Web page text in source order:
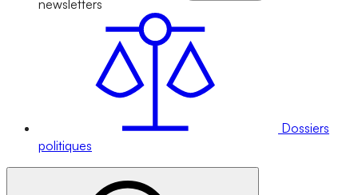
newsletters
Dossiers
politiques